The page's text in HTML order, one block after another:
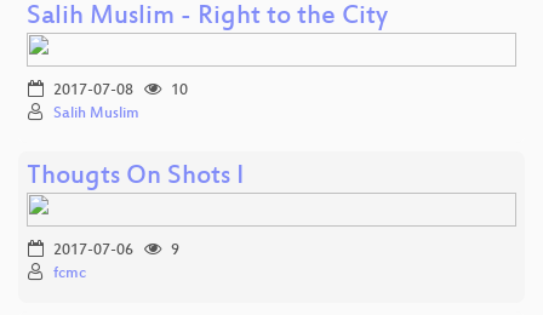
Salih Muslim - Right to the City
2017-07-08
10
Salih Muslim
Thougts On Shots I
2017-07-06
9
fcmc